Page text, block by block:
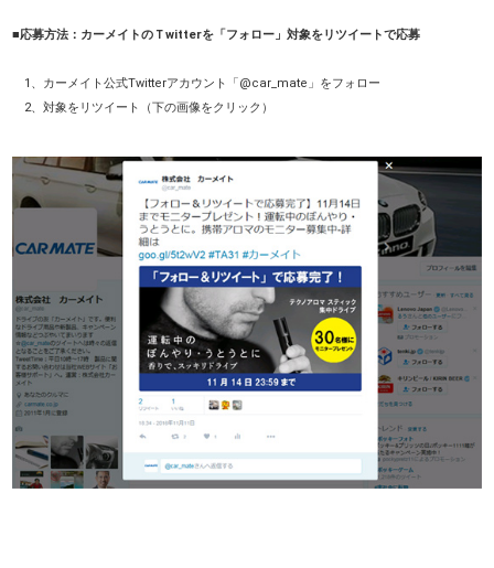
■応募方法：カーメイトのＴwitterを「フォロー」対象をリツイートで応募
1、カーメイト公式Twitterアカウント「@car_mate」をフォロー
2、対象をリツイート（下の画像をクリック）